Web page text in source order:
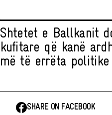
Shtetet e Ballkanit
kufitare që kanë
më të errëta politike
SHARE ON FACEBOOK